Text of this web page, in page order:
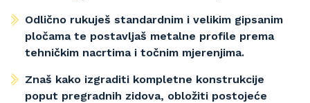
Odlično rukuješ standardnim i velikim gipsanim
pločama te postavljaš metalne profile prema
tehničkim nacrtima i točnim mjerenjima.
Znaš kako izgraditi kompletne konstrukcije
poput pregradnih zidova, obložiti postojeće